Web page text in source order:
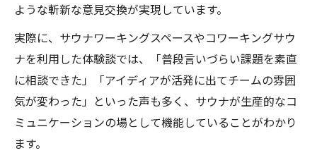
ような斬新な意見交換が実現しています。
実際に、サウナワーキングスペースやコワーキングサウ
ナを利用した体験談では、「普段言いづらい課題を素直
に相談できた」「アイディアが活発に出てチームの雰囲
気が変わった」といった声も多く、サウナが生産的なコ
ミュニケーションの場として機能していることがわかり
ます。